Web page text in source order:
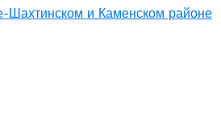
Шахтинском и Каменском районе